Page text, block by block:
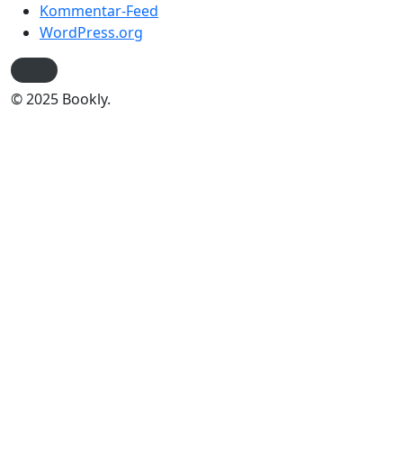
Kommentar-Feed
WordPress.org
© 2025 Bookly.